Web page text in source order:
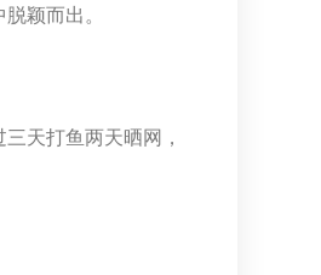
颖而出。
天打鱼两天晒网，